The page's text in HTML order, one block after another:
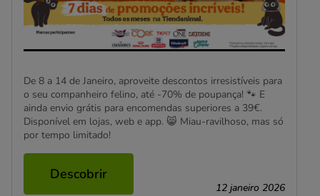
De 8 a 14 de Janeiro, aproveite descontos irresistíveis para
o seu companheiro felino, até -70% de poupança! 🐾 E
ainda envio grátis para encomendas superiores a 39€.
Disponível em lojas, web e app. 😸 Miau-ravilhoso, mas só
por tempo limitado!
Descobrir
12 janeiro 2026